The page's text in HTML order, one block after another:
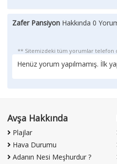
Zafer Pansiyon Hakkında 0
** Sitemizdeki tüm yorumlar telefon
Henüz yorum yapılmamış. İlk
Avşa Hakkında
Plajlar
Hava Durumu
Adanın Nesi Meşhurdur ?